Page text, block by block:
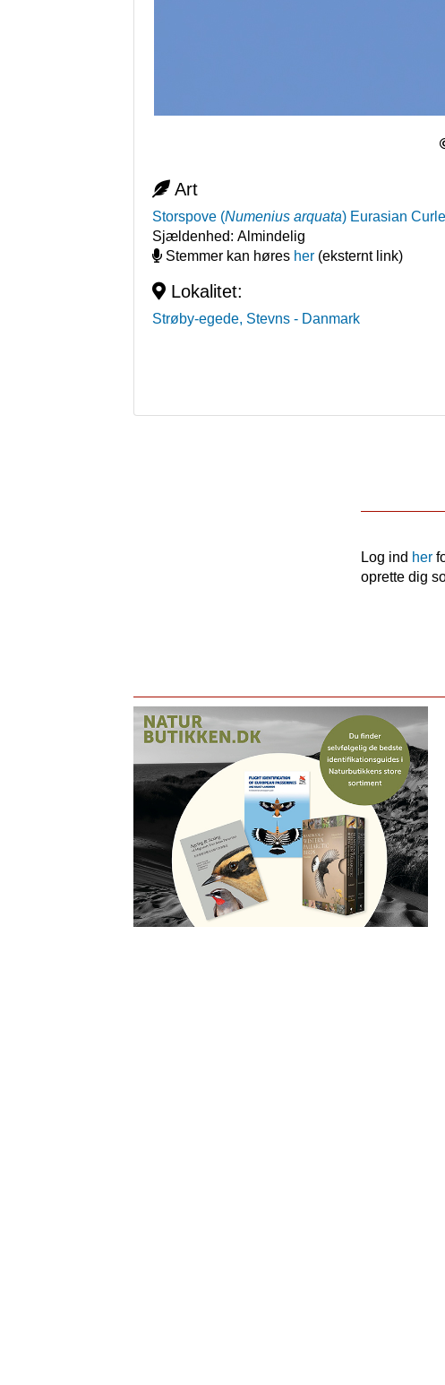
Art
Storspove (Numenius arquata) Eurasian
Sjældenhed:Almindelig
Stemmer kan høres her (eksternt link)
Lokalitet:
Strøby-egede, Stevns - Danmark
Log ind her
oprette dig